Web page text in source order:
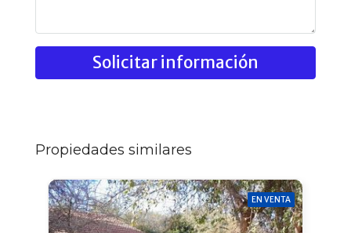
Solicitar información
Propiedades similares
EN VENTA